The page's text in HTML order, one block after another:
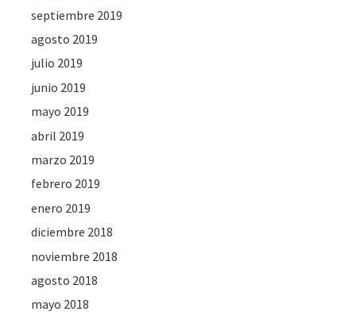
septiembre 2019
agosto 2019
julio 2019
junio 2019
mayo 2019
abril 2019
marzo 2019
febrero 2019
enero 2019
diciembre 2018
noviembre 2018
agosto 2018
mayo 2018